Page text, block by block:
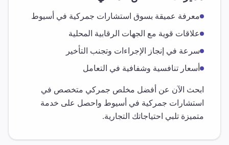
معرفة عميقة بسوق استشارات جمركية في أسيوط
علاقات قوية مع الجهات الرقابية المحلية
سرعة في إنجاز الإجراءات وتجنب التأخير
أسعار تنافسية وشفافية في التعامل
ابحث الآن عن أفضل مخلص جمركي متخصص في
استشارات جمركية في أسيوط واحصل على خدمة
متميزة تلبي احتياجاتك التجارية.